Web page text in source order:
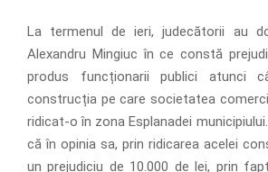
La termenul de ieri, judecătorii au
Alexandru Mingiuc în ce constă
produs funcționarii publici atunci
construcția pe care societatea
ridicat-o în zona Esplanadei
că în opinia sa, prin ridicarea acelei
un prejudiciu de 10.000 de lei, prin